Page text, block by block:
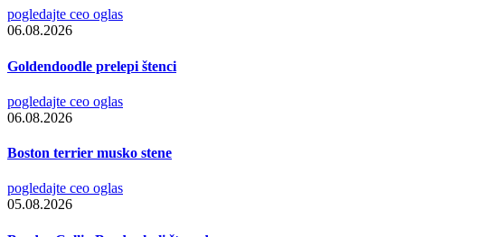
pogledajte ceo oglas
06.08.2026
Goldendoodle prelepi štenci
pogledajte ceo oglas
06.08.2026
Boston terrier musko stene
pogledajte ceo oglas
05.08.2026